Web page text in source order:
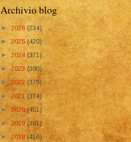
Archivio blog
► 2026(234)
►2025(420)
►2024 (371)
►2023(380)
►2022 (375)
►2021(374)
►2020(451)
►2019(381)
►2018(416)